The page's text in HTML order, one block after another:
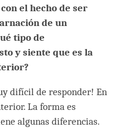
el hecho de ser
de un
tipo de
y siente que es la
difícil de responder! En
La forma es
algunas diferencias.